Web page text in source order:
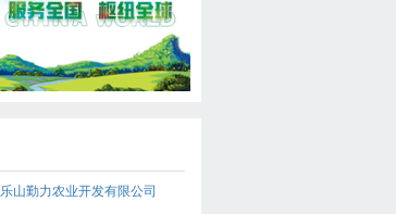
乐山勤力农业开发有限公司